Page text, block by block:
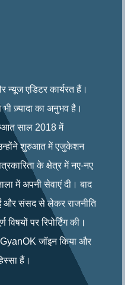
न्यूज एडिटर कार्यरत हैं।
भी ज़्यादा का अनुभव है।
साल 2018 में
शुरुआत में एजुकेशन
के क्षेत्र में नए-नए
में अपनी सेवाएं दी। बाद
और संसद से लेकर राजनीति
पर रिपोर्टिंग की।
जॉइन किया और
हैं।